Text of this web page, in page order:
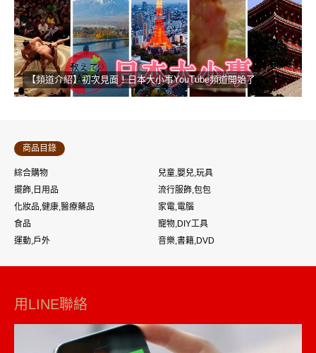
【頻道介紹】初次見面！日本大小事YouTube頻道開始了
商品目錄
綜合購物
兒童,嬰兒,玩具
擺飾,日用品
流行服飾,包包
化妝品,健康,醫療藥品
家電,電腦
食品
寵物,DIY工具
運動,戶外
音樂,書籍,DVD
用LINE聯絡